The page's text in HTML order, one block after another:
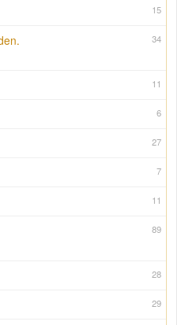
15
34
11
6
27
7
11
89
28
29